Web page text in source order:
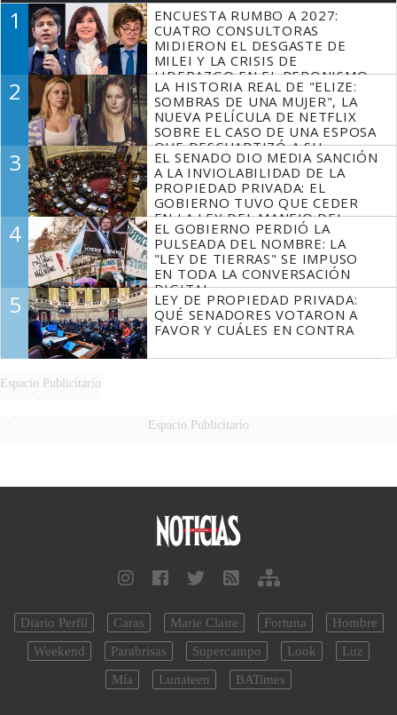
1
ENCUESTA RUMBO A 2027:
CUATRO CONSULTORAS
MIDIERON EL DESGASTE DE
MILEI Y LA CRISIS DE
LIDERAZGO EN EL PERONISMO
2
LA HISTORIA REAL DE "ELIZE:
SOMBRAS DE UNA MUJER", LA
NUEVA PELÍCULA DE NETFLIX
SOBRE EL CASO DE UNA ESPOSA
QUE DESCUARTIZÓ A SU
MARIDO
3
EL SENADO DIO MEDIA SANCIÓN
A LA INVIOLABILIDAD DE LA
PROPIEDAD PRIVADA: EL
GOBIERNO TUVO QUE CEDER
EN LA LEY DEL MANEJO DEL
FUEGO
4
EL GOBIERNO PERDIÓ LA
PULSEADA DEL NOMBRE: LA
"LEY DE TIERRAS" SE IMPUSO
EN TODA LA CONVERSACIÓN
DIGITAL
5
LEY DE PROPIEDAD PRIVADA:
QUÉ SENADORES VOTARON A
FAVOR Y CUÁLES EN CONTRA
Espacio Publicitario
Espacio Publicitario
Diario Perfil Caras Marie Claire Fortuna
Hombre
Weekend
Parabrisas Supercampo Look
Luz
Mía
Lunateen BATimes